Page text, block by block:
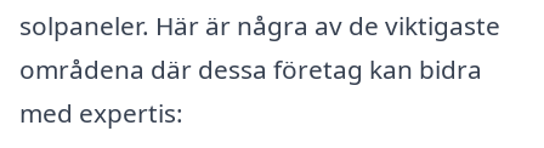
solpaneler. Här är några av de viktigaste
områdena där dessa företag kan bidra
med expertis: